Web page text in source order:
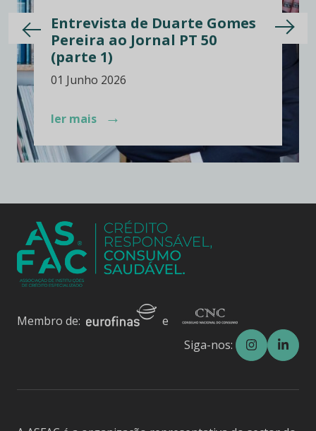
Gomes
50
A ASFAC realça a
reclamações
irregularidades
Membro de:
e
Siga-nos: